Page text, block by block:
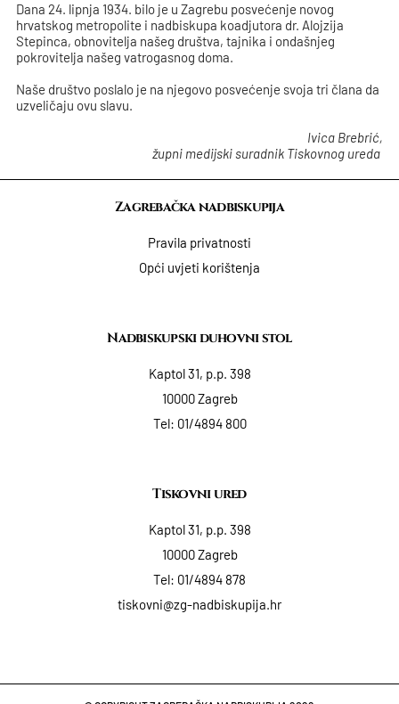
Dana 24. lipnja 1934. bilo je u Zagrebu posvećenje novog
hrvatskog metropolite i nadbiskupa koadjutora dr. Alojzija
Stepinca, obnovitelja našeg društva, tajnika i ondašnjeg
pokrovitelja našeg vatrogasnog doma.
Naše društvo poslalo je na njegovo posvećenje svoja tri člana da
uzveličaju ovu slavu.
Ivica Brebrić,
župni medijski suradnik Tiskovnog ureda
Zagrebačka nadbiskupija
Pravila privatnosti
Opći uvjeti korištenja
Nadbiskupski duhovni stol
Kaptol 31, p.p. 398
10000 Zagreb
Tel: 01/4894 800
Tiskovni ured
Kaptol 31, p.p. 398
10000 Zagreb
Tel: 01/4894 878
tiskovni@zg-nadbiskupija.hr